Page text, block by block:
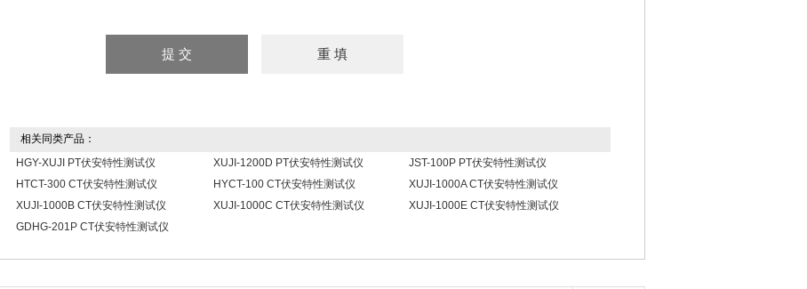
相关同类产品：
HGY-XUJI PT伏安特性测试仪
XUJI-1200D PT伏安特性测试仪
JST-100P PT伏安特性测试仪
HTCT-300 CT伏安特性测试仪
HYCT-100 CT伏安特性测试仪
XUJI-1000A CT伏安特性测试仪
XUJI-1000B CT伏安特性测试仪
XUJI-1000C CT伏安特性测试仪
XUJI-1000E CT伏安特性测试仪
GDHG-201P CT伏安特性测试仪